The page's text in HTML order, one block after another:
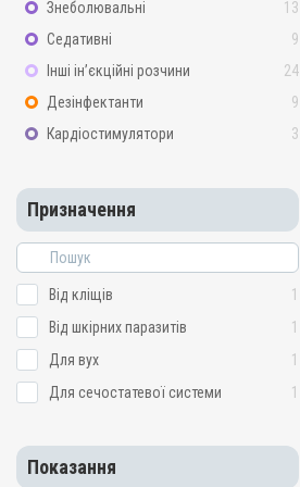
Знеболювальні
13
Седативні
9
Інші ін’єкційні розчини
24
Дезінфектанти
9
Кардіостимулятори
3
Призначення
Від кліщів
1
Від шкірних паразитів
1
Для вух
1
Для сечостатевої системи
1
Показання